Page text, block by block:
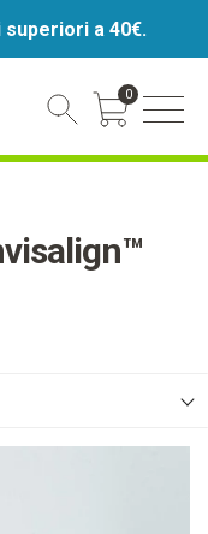
a 40€.
0